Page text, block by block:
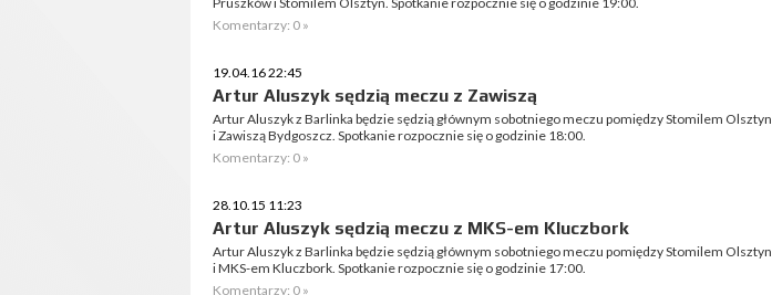
Komentarzy: 0 »
19.04.16 22:45
Artur Aluszyk sędzią meczu z Zawiszą
Artur Aluszyk z Barlinka będzie sędzią głównym sobotniego meczu pomiędzy Stomilem Olsztyn
i Zawiszą Bydgoszcz. Spotkanie rozpocznie się o godzinie 18:00.
Komentarzy: 0 »
28.10.15 11:23
Artur Aluszyk sędzią meczu z MKS-em Kluczbork
Artur Aluszyk z Barlinka będzie sędzią głównym sobotniego meczu pomiędzy Stomilem Olsztyn
i MKS-em Kluczbork. Spotkanie rozpocznie się o godzinie 17:00.
Komentarzy: 0 »